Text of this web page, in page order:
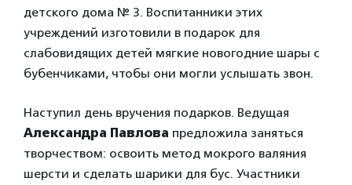
детского дома № 3. Воспитанники этих
учреждений изготовили в подарок для
слабовидящих детей мягкие новогодние шары с
бубенчиками, чтобы они могли услышать звон.
Наступил день вручения подарков. Ведущая
Александра Павлова предложила заняться
творчеством: освоить метод мокрого валяния
шерсти и сделать шарики для бус. Участники